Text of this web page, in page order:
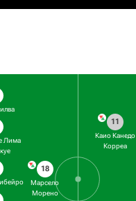
Лима
18
Марсело
Морено
11
Каио Канедо
Корреа